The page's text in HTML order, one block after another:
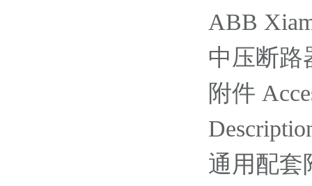
ABB
中压断路
附件
通用配套